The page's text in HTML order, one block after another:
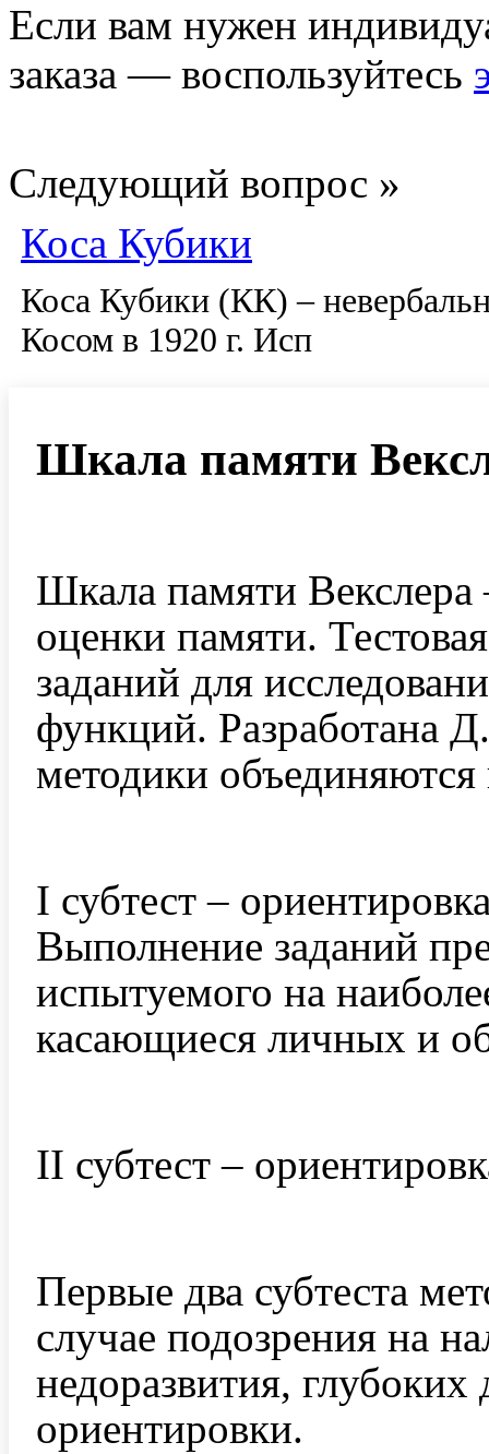
Если вам нужен
заказа — воспользуйтесь
Следующий вопрос »
Коса Кубики
Коса Кубики (КК) –
Косом в 1920 г. Исп
Шкала памяти
Шкала памяти Векслера
оценки памяти.
заданий для
функций. Разработана
методики объединяются
I субтест –
Выполнение заданий
испытуемого на
касающиеся личных и
II субтест –
Первые два субтеста
случае подозрения на
недоразвития,
ориентировки.